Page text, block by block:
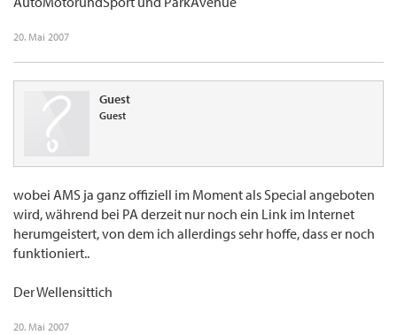
Klicke in dieses Feld, um es in vollständiger Größe anzuzeigen.
20. Mai 2007
Guest
Guest
wobei AMS ja ganz offiziell im Moment als Special angeboten
wird, während bei PA derzeit nur noch ein Link im Internet
herumgeistert, von dem ich allerdings sehr hoffe, dass er noch
funktioniert..
Der Wellensittich
20. Mai 2007